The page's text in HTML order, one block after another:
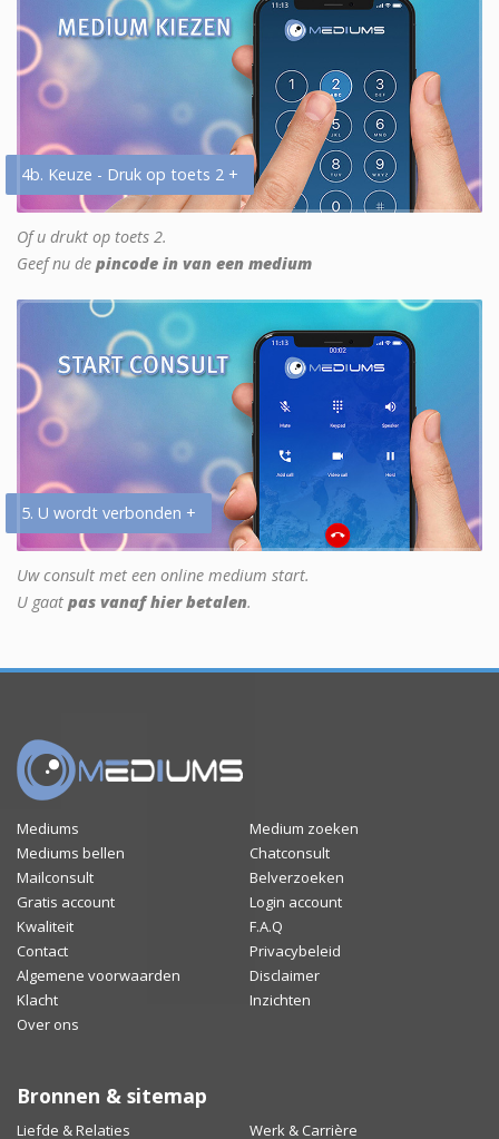
4b. Keuze - Druk op toets 2 +
Of u drukt op toets 2.
Geef nu de pincode in van een medium
5. U wordt verbonden +
Uw consult met een online medium start.
U gaat pas vanaf hier betalen.
Mediums
Medium zoeken
Mediums bellen
Chatconsult
Mailconsult
Belverzoeken
Gratis account
Login account
Kwaliteit
F.A.Q
Contact
Privacybeleid
Algemene voorwaarden
Disclaimer
Klacht
Inzichten
Over ons
Bronnen & sitemap
Liefde & Relaties Werk & Carrière